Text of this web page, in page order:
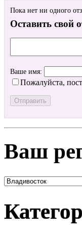
Пока нет ни одного
Оставить свой
Ваше имя:
Пожалуйста,
Ваш